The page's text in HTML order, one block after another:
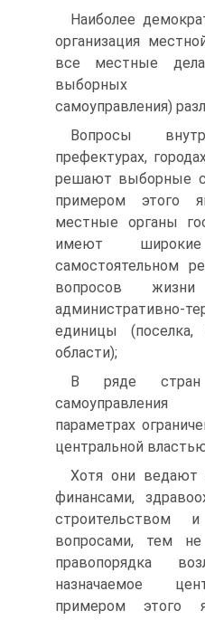
Наиболее
организация
все местные
выборных
самоуправления)
Вопросы
префектурах,
решают выборные
примером этого
местные органы
имеют
самостоятельном
вопросов
административно-
единицы (поселка,
области);
В ряде стран
параметрах
центральной
Хотя они ведают
финансами,
строительством
вопросами, тем
правопорядка
назначаемое
примером этого